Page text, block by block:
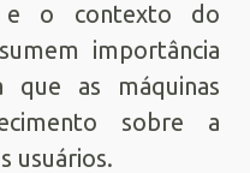
e o contexto do
importância
que as máquinas
sobre a
usuários.